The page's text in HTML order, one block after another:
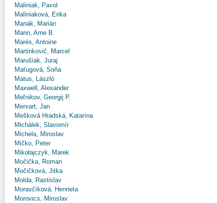
Maliniak, Pavol
Maliniaková, Erika
Manák, Marián
Mann, Arne B.
Marès, Antoine
Martinkovič, Marcel
Marušiak, Juraj
Maťugová, Soňa
Matus, László
Maxwell, Alexander
Meľnikov, Georgij P.
Mervart, Jan
Mešková Hradská, Katarína
Michálek, Slavomír
Michela, Miroslav
Mičko, Peter
Mikołajczyk, Marek
Močička, Roman
Močičková, Jitka
Molda, Rastislav
Moravčíková, Henrieta
Morovics, Miroslav